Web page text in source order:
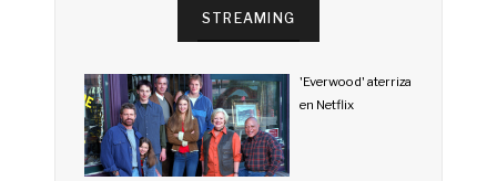
STREAMING
'Everwood' aterriza
en Netflix